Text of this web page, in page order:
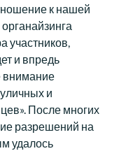
к нашей
участников,
и впредь
внимание
и
После многих
разрешений на
удалось